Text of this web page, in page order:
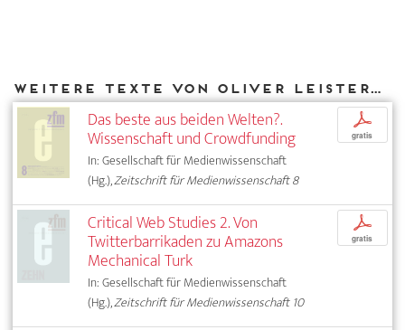
Weitere Texte von Oliver Leistert bei DIAPHANES
Das beste aus beiden Welten?.
Wissenschaft und Crowdfunding
In: Gesellschaft für Medienwissenschaft
(Hg.),Zeitschrift für Medienwissenschaft 8
p
gratis
Critical Web Studies 2. Von
Twitterbarrikaden zu Amazons
Mechanical Turk
In: Gesellschaft für Medienwissenschaft
(Hg.),Zeitschrift für Medienwissenschaft 10
p
gratis